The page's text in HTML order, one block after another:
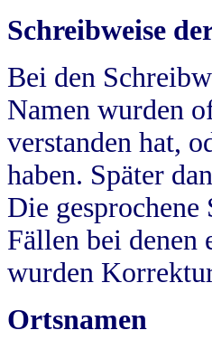
Schreibweise
Bei den
Namen wurden
verstanden hat,
haben. Später
Die
Fällen bei denen
wurden
Ortsnamen